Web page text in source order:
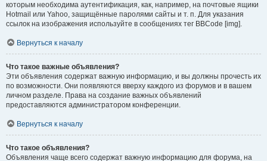
которым необходима аутентификация, как, например, на почтовые ящики
Hotmail или Yahoo, защищённые паролями сайты и т. п. Для указания
ссылок на изображения используйте в сообщениях тег BBCode [img].
Вернуться к началу
Что такое важные объявления?
Эти объявления содержат важную информацию, и вы должны прочесть их
по возможности. Они появляются вверху каждого из форумов и в вашем
личном разделе. Права на создание важных объявлений
предоставляются администратором конференции.
Вернуться к началу
Что такое объявления?
Объявления чаще всего содержат важную информацию для форума, на